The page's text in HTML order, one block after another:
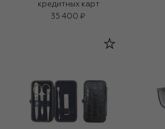
кредитных карт
35 400 ₽